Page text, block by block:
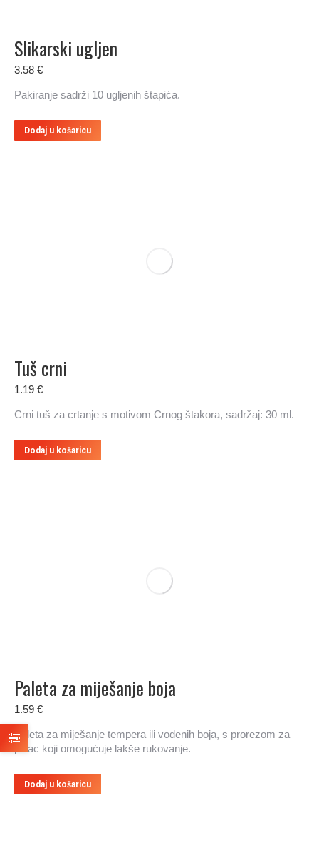
Slikarski ugljen
3.58 €
Pakiranje sadrži 10 ugljenih štapića.
Dodaj u košaricu
Tuš crni
1.19 €
Crni tuš za crtanje s motivom Crnog štakora, sadržaj: 30 ml.
Dodaj u košaricu
Paleta za miješanje boja
1.59 €
Paleta za miješanje tempera ili vodenih boja, s prorezom za
palac koji omogućuje lakše rukovanje.
Dodaj u košaricu